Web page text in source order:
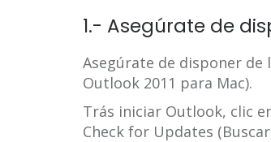
1.- Asegúrate de
Asegúrate de disponer
Outlook 2011 para Mac).
Trás iniciar Outlook, clic
Check for Updates